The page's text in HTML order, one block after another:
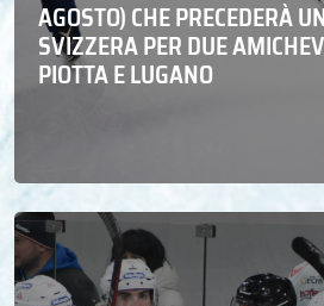
AGOSTO) CHE PRECEDERÀ
SVIZZERA PER DUE
PIOTTA E LUGANO